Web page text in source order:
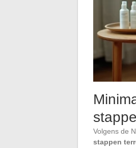
Volgens de
stappen